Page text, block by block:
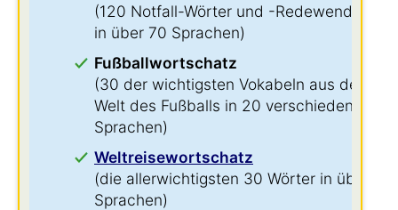
(120 Notfall-Wörter und -Redewendungen
in über 70 Sprachen)
Fußballwortschatz
(30 der wichtigsten Vokabeln aus der
Welt des Fußballs in 20 verschiedenen
Sprachen)
Weltreisewortschatz
(die allerwichtigsten 30 Wörter in über 60
Sprachen)